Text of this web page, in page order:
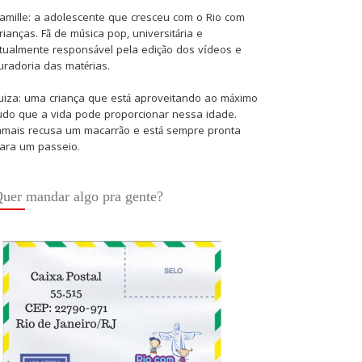
a adolescente que cresceu com o Rio com
Fã de música pop, universitária e
responsável pela edição dos vídeos e
das matérias.
uma criança que está aproveitando ao máximo
que a vida pode proporcionar nessa idade.
recusa um macarrão e está sempre pronta
um passeio.
mandar algo pra gente?